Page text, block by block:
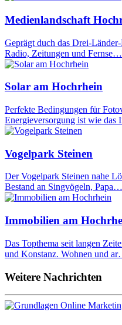
Medienlandschaft
Geprägt duch das Drei-
Radio, Zeitungen und Fernse…
Solar am Hochrhein
Perfekte Bedingungen für
Energieversorgung ist wie
Vogelpark Steinen
Der Vogelpark Steinen nahe
Bestand an Singvögeln, Papa…
Immobilien am
Das Topthema seit langen
und Konstanz. Wohnen und
Weitere Nachrichten